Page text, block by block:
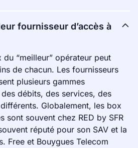
fournisseur d’accès à
“meilleur” opérateur peut
de chacun. Les fournisseurs
plusieurs gammes
des débits, des services, des
Globalement, les box
sont souvent chez RED by SFR
réputé pour son SAV et la
Free et Bouygues Telecom